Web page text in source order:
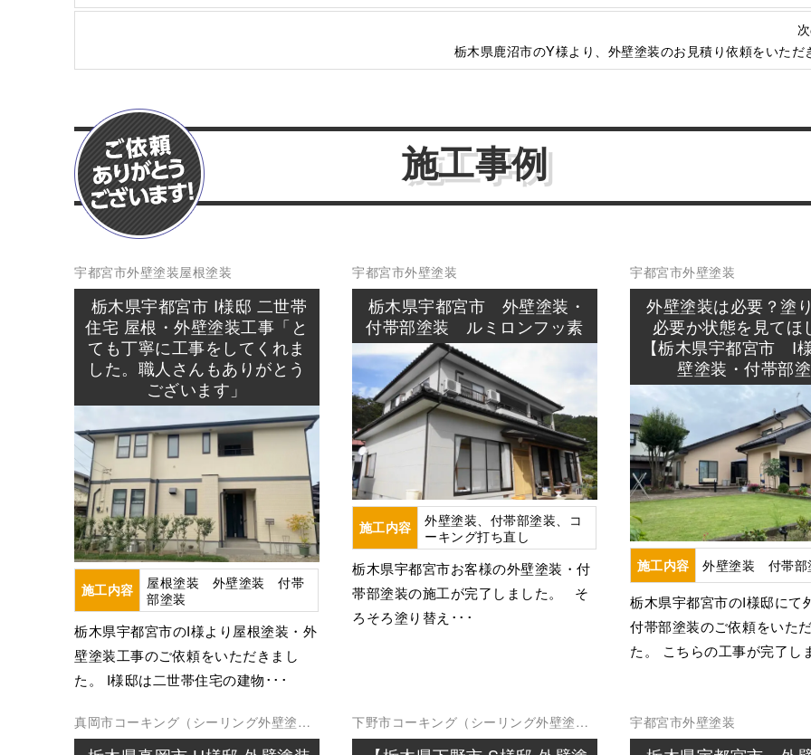
栃木県鹿沼市のY様より、外壁塗装のお見積り依頼をいただ
施工事例
宇都宮市外壁塗装屋根塗装
栃木県宇都宮市 I様邸 二世帯
住宅 屋根・外壁塗装工事「と
ても丁寧に工事をしてくれま
した。職人さんもありがとう
ございます」
施工内容
屋根塗装 外壁塗装 付帯
部塗装
栃木県宇都宮市のI様より屋根塗装・外
壁塗装工事のご依頼をいただきまし
た。 I様邸は二世帯住宅の建物･･･
宇都宮市外壁塗装
栃木県宇都宮市 外壁塗装・
付帯部塗装 ルミロンフッ素
施工内容
外壁塗装、付帯部塗装、コ
ーキング打ち直し
栃木県宇都宮市お客様の外壁塗装・付
帯部塗装の施工が完了しました。 そ
ろそろ塗り替え･･･
宇都宮市外壁塗装
外壁塗装は必要？塗
必要か状態を見てほ
【栃木県宇都宮市 I
壁塗装・付帯部
施工内容
外壁塗装 付帯部
栃木県宇都宮市のI様邸にて
付帯部塗装のご依頼をいた
た。 こちらの工事が完了し
真岡市コーキング（シーリング外壁塗装
防水工事雨漏り修理
下野市コーキング（シーリング外壁塗装
防水工事
宇都宮市外壁塗装